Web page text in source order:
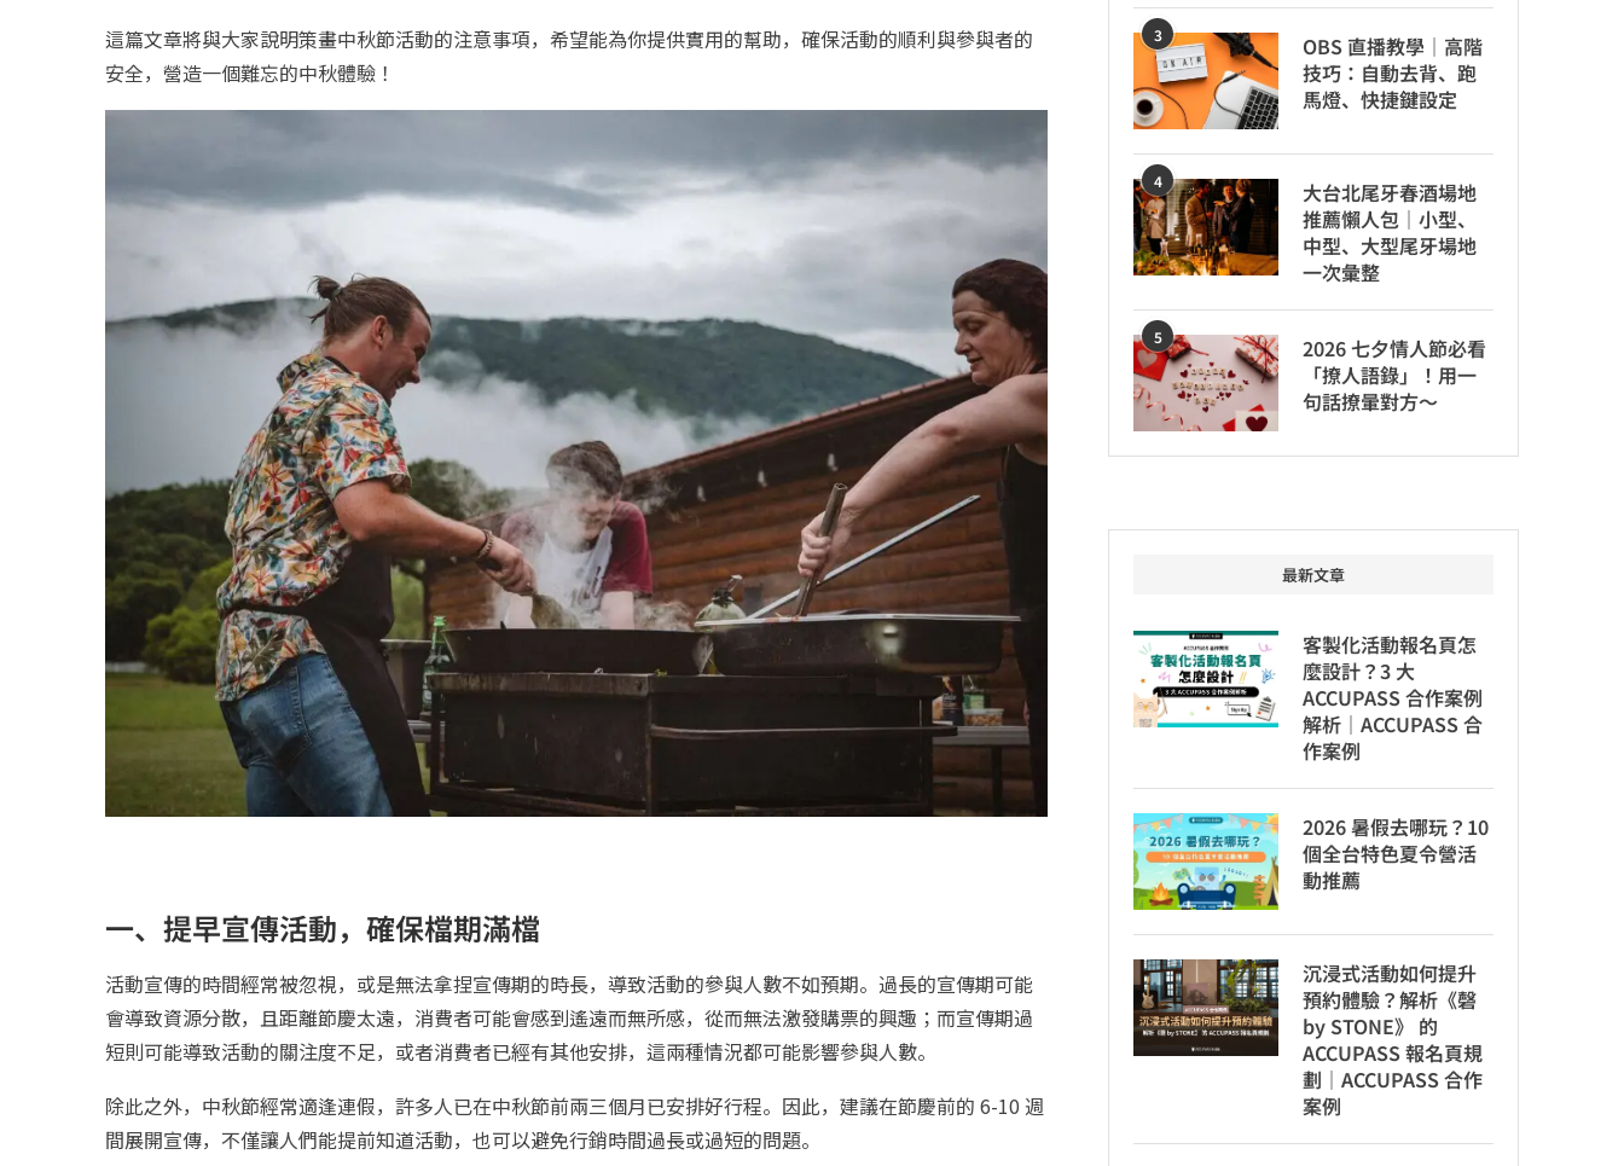
這篇文章將與大家說明策畫中秋節活動的注意事項，希望能為你提供實用的幫助，確保活動的順利與參與者的
安全，營造一個難忘的中秋體驗！
一、提早宣傳活動，確保檔期滿檔
活動宣傳的時間經常被忽視，或是無法拿捏宣傳期的時長，導致活動的參與人數不如預期。過長的宣傳期可能
會導致資源分散，且距離節慶太遠，消費者可能會感到遙遠而無所感，從而無法激發購票的興趣；而宣傳期過
短則可能導致活動的關注度不足，或者消費者已經有其他安排，這兩種情況都可能影響參與人數。
除此之外，中秋節經常適逢連假，許多人已在中秋節前兩三個月已安排好行程。因此，建議在節慶前的 6-10 週
間展開宣傳，不僅讓人們能提前知道活動，也可以避免行銷時間過長或過短的問題。
3
OBS 直播教學｜高階
技巧：自動去背、跑
馬燈、快捷鍵設定
4
大台北尾牙春酒場地
推薦懶人包｜小型、
中型、大型尾牙場地
一次彙整
5
2026 七夕情人節必看
「撩人語錄」！用一
句話撩暈對方～
最新文章
客製化活動報名頁怎
麼設計？3 大
ACCUPASS 合作案例
解析｜ACCUPASS 合
作案例
2026 暑假去哪玩？10
個全台特色夏令營活
動推薦
沉浸式活動如何提升
預約體驗？解析《磬
by STONE》 的
ACCUPASS 報名頁規
劃｜ACCUPASS 合作
案例